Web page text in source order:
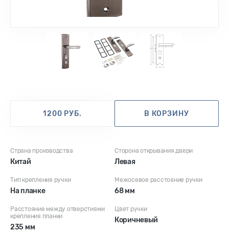
1 2
Страна производства
Китай
Сторона открывания двери
Левая
Тип крепления ручки
На планке
Межосевое расстояние ручки
68 мм
Расстояние между отверстиями
крепления планки
235 мм
Цвет ручки
Коричневый
1200 РУБ. В КОРЗИНУ